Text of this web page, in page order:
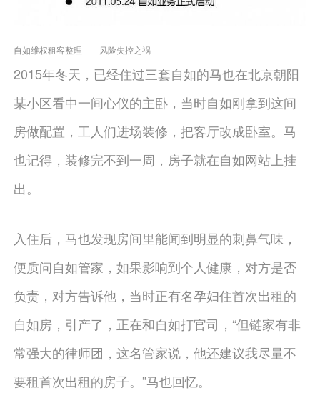
自如维权租客整理 风险失控之祸
2015年冬天，已经住过三套自如的马也在北京朝阳
某小区看中一间心仪的主卧，当时自如刚拿到这间
房做配置，工人们进场装修，把客厅改成卧室。马
也记得，装修完不到一周，房子就在自如网站上挂
出。
入住后，马也发现房间里能闻到明显的刺鼻气味，
便质问自如管家，如果影响到个人健康，对方是否
负责，对方告诉他，当时正有名孕妇住首次出租的
自如房，引产了，正在和自如打官司，“但链家有非
常强大的律师团，这名管家说，他还建议我尽量不
要租首次出租的房子。”马也回忆。